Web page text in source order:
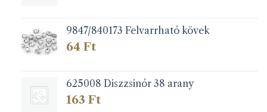
9847/840173 Felvarrható kövek
64 Ft
625008 Diszzsinór 38 arany
163 Ft